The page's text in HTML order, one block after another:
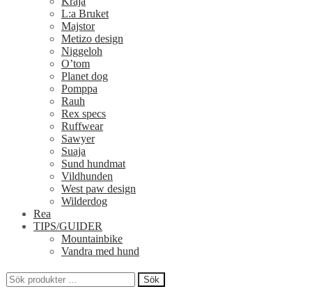
L:a Bruket
Majstor
Metizo design
Niggeloh
O’tom
Planet dog
Pomppa
Rauh
Rex specs
Ruffwear
Sawyer
Suaja
Sund hundmat
Vildhunden
West paw design
Wilderdog
Rea
TIPS/GUIDER
Mountainbike
Vandra med hund
Sök
Sök